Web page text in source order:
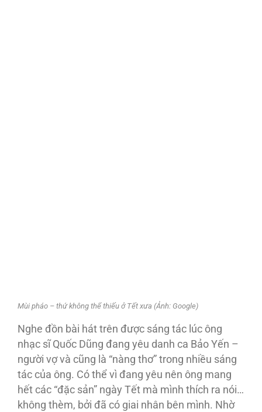
Mùi pháo – thứ không thể thiếu ở Tết xưa (Ảnh: Google)
Nghe đồn bài hát trên được sáng tác lúc ông
nhạc sĩ Quốc Dũng đang yêu danh ca Bảo Yến –
người vợ và cũng là “nàng thơ” trong nhiều sáng
tác của ông. Có thể vì đang yêu nên ông mang
hết các “đặc sản” ngày Tết mà mình thích ra nói…
không thèm, bởi đã có giai nhân bên mình. Nhờ